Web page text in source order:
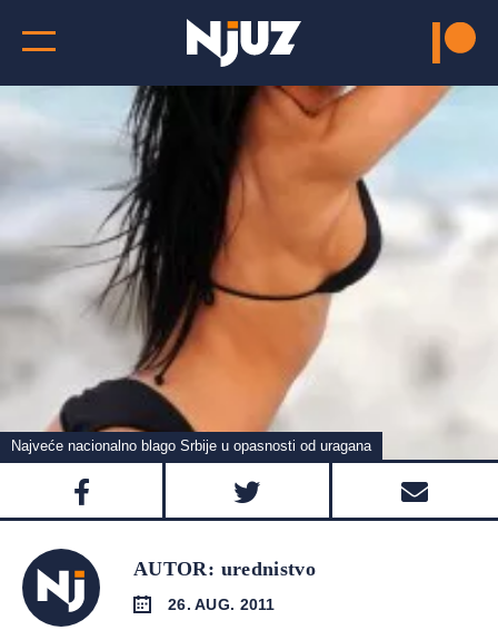
Najveće nacionalno blago Srbije u opasnosti od uragana
AUTOR: urednistvo
26. AUG. 2011